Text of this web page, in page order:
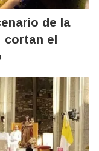
de la
cortan el